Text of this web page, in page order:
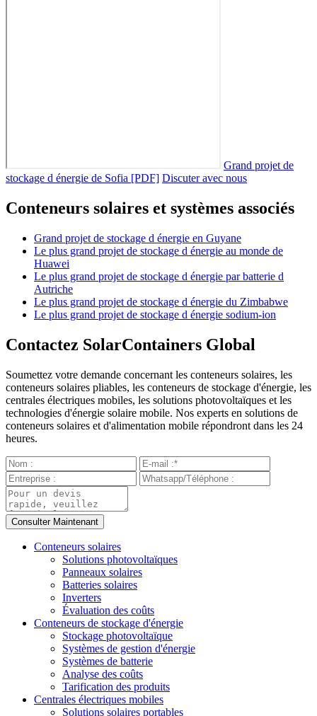
Grand projet de
stockage d énergie de Sofia [PDF] Discuter avec nous
Conteneurs solaires et systèmes associés
Grand projet de stockage d énergie en Guyane
Le plus grand projet de stockage d énergie au monde de
Huawei
Le plus grand projet de stockage d énergie par batterie d
Autriche
Le plus grand projet de stockage d énergie du Zimbabwe
Le plus grand projet de stockage d énergie sodium-ion
Contactez SolarContainers Global
Soumettez votre demande concernant les conteneurs solaires, les
conteneurs solaires pliables, les conteneurs de stockage d'énergie, les
centrales électriques mobiles, les solutions photovoltaïques et les
technologies d'énergie solaire mobile. Nos experts en solutions de
conteneurs solaires et d'alimentation mobile répondront dans les 24
heures.
Conteneurs solaires
Solutions photovoltaïques
Panneaux solaires
Batteries solaires
Inverters
Évaluation des coûts
Conteneurs de stockage d'énergie
Stockage photovoltaïque
Systèmes de gestion d'énergie
Systèmes de batterie
Analyse des coûts
Tarification des produits
Centrales électriques mobiles
Solutions solaires portables